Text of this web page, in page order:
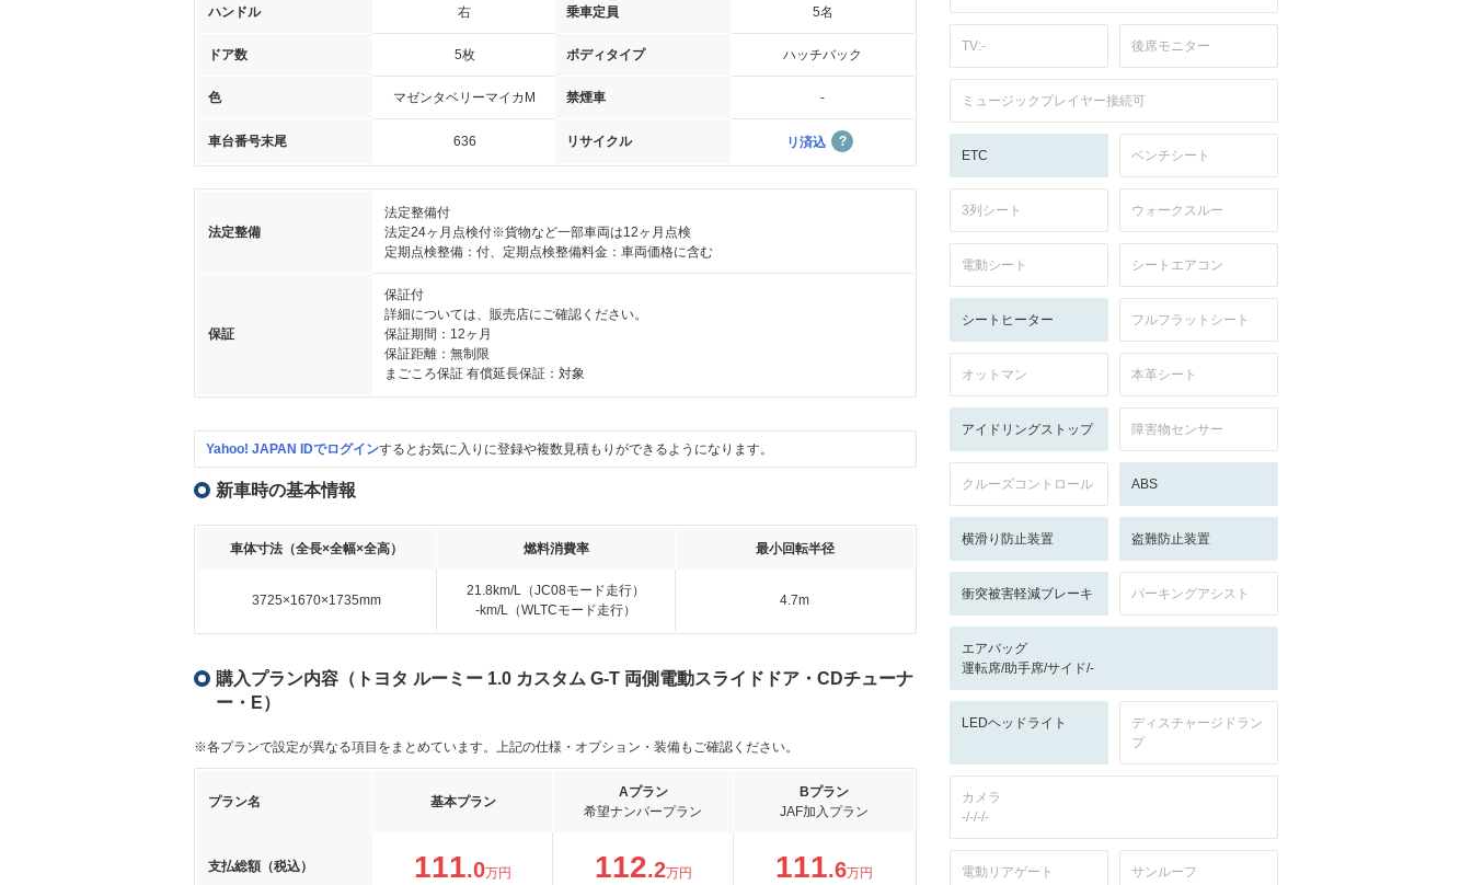
ハンドル 右 乗車定員 5名
ドア数 5枚 ボディタイプ ハッチバック
色 マゼンタベリーマイカM 禁煙車 -
車台番号末尾 636 リサイクル リ済込
法定整備
法定整備付
法定24ヶ月点検付※貨物など一部車両は12ヶ月点検
定期点検整備：付、定期点検整備料金：車両価格に含む
保証
保証付
詳細については、販売店にご確認ください。
保証期間：12ヶ月
保証距離：無制限
まごころ保証 有償延長保証：対象
Yahoo! JAPAN IDでログインするとお気に入りに登録や複数見積もりができるようになります。
新車時の基本情報
車体寸法（全長×全幅×全高） 燃料消費率 最小回転半径
3725×1670×1735mm
21.8km/L（JC08モード走行）
-km/L（WLTCモード走行）
4.7m
購入プラン内容（トヨタ ルーミー 1.0 カスタム G-T 両側電動スライドドア・CDチューナ
ー・E）
※各プランで設定が異なる項目をまとめています。上記の仕様・オプション・装備もご確認ください。
プラン名 基本プラン
Aプラン
希望ナンバープラン
Bプラン
JAF加入プラン
支払総額（税込） 111.0万円 112.2万円 111.6万円
TV:- 後席モニター
ミュージックプレイヤー接続可
ETC ベンチシート
3列シート ウォークスルー
電動シート シートエアコン
シートヒーター フルフラットシート
オットマン 本革シート
アイドリングストップ 障害物センサー
クルーズコントロール ABS
横滑り防止装置 盗難防止装置
衝突被害軽減ブレーキ パーキングアシスト
エアバッグ
運転席/助手席/サイド/-
LEDヘッドライト
ディスチャージドラン
プ
カメラ
-/-/-/-
電動リアゲート サンルーフ